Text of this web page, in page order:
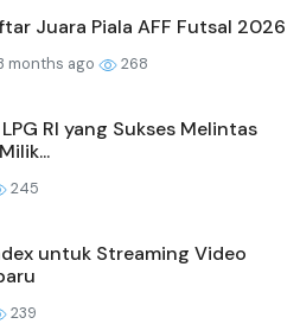
Juara Piala AFF Futsal 2026
months ago 268
RI yang Sukses Melintas
245
untuk Streaming Video
239